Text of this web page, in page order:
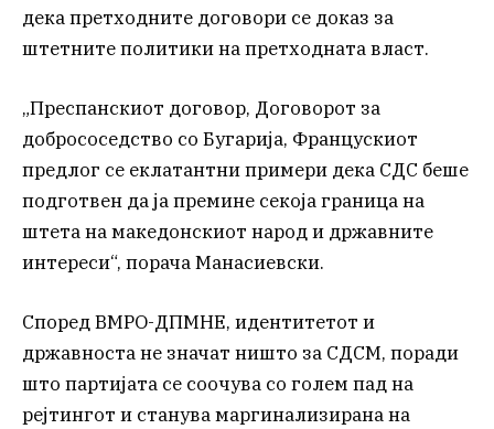
дека претходните договори се доказ за
штетните политики на претходната власт.
„Преспанскиот договор, Договорот за
добрососедство со Бугарија, Францускиот
предлог се еклатантни примери дека СДС беше
подготвен да ја премине секоја граница на
штета на македонскиот народ и државните
интереси“, порача Манасиевски.
Според ВМРО-ДПМНЕ, идентитетот и
државноста не значат ништо за СДСМ, поради
што партијата се соочува со голем пад на
рејтингот и станува маргинализирана на